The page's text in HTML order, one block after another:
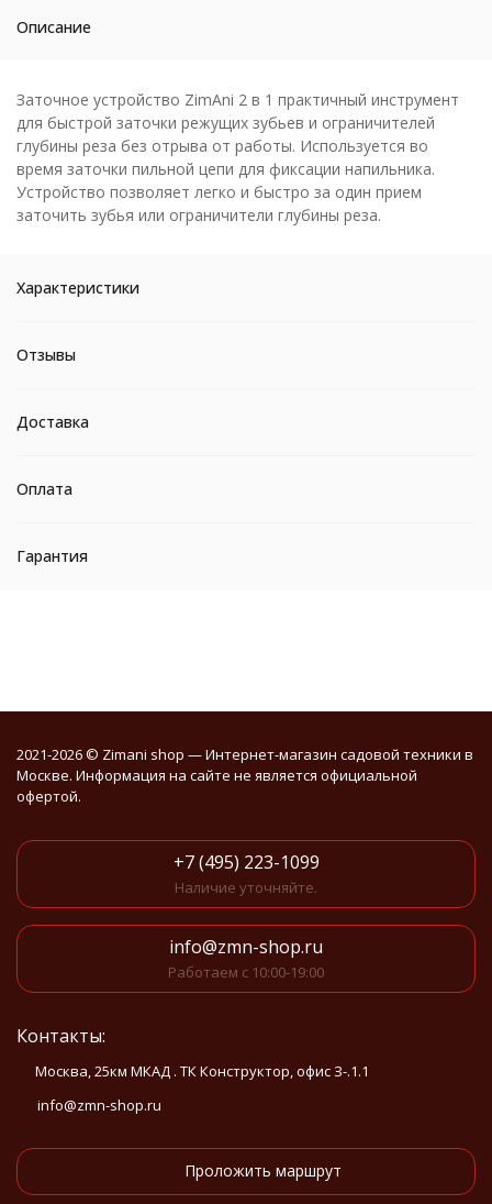
Описание
Заточное устройство ZimAni 2 в 1 практичный инструмент
для быстрой заточки режущих зубьев и ограничителей
глубины реза без отрыва от работы. Используется во
время заточки пильной цепи для фиксации напильника.
Устройство позволяет легко и быстро за один прием
заточить зубья или ограничители глубины реза.
Характеристики
Отзывы
Доставка
Оплата
Гарантия
2021-2026 © Zimani shop — Интернет-магазин садовой техники в
Москве. Информация на сайте не является официальной
офертой.
+7 (495) 223-1099
Наличие уточняйте.
info@zmn-shop.ru
Работаем с 10:00-19:00
Контакты:
Москва, 25км МКАД . ТК Конструктор, офис З-.1.1
info@zmn-shop.ru
Проложить маршрут